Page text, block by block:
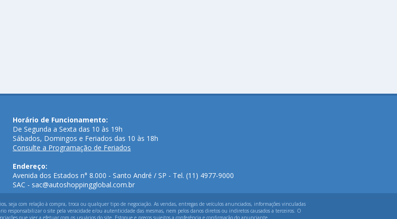
Horário de Funcionamento:
De Segunda a Sexta das 10 às 19h
Sábados, Domingos e Feriados das 10 às 18h
Consulte a Programação de Feriados
Endereço:
Avenida dos Estados n° 8.000 - Santo André / SP - Tel. (11) 4977-9000
SAC - sac@autoshoppingglobal.com.br
com relação à compra, troca ou qualquer tipo de negociação. As vendas, entregas de veículos anunciados, informações vinculadas
responsabilizar o site pela veracidade e/ou autenticidade das mesmas, nem pelos danos diretos ou indiretos causados a terceiros. O
que vier a efetuar com os usuários do site. Estoque e preços sujeitos a conferência e confirmação do anunciante.